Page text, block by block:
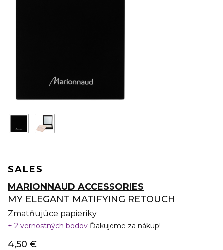
SALES
MARIONNAUD ACCESSORIES
MY ELEGANT MATIFYING RETOUCH
Zmatňujúce papieriky
2 vernostných bodov Ďakujeme za nákup!
4,50 €